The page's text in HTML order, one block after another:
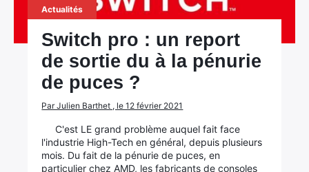
Actualités
Switch pro : un report
de sortie du à la pénurie
de puces ?
Par Julien Barthet , le 12 février 2021
C'est LE grand problème auquel fait face
l'industrie High-Tech en général, depuis plusieurs
mois. Du fait de la pénurie de puces, en
particulier chez AMD, les fabricants de consoles